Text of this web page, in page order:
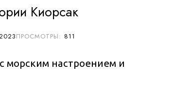
Киорсак
811
морским настроением и